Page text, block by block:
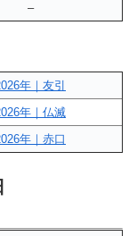
–
年｜友引
年｜仏滅
年｜赤口